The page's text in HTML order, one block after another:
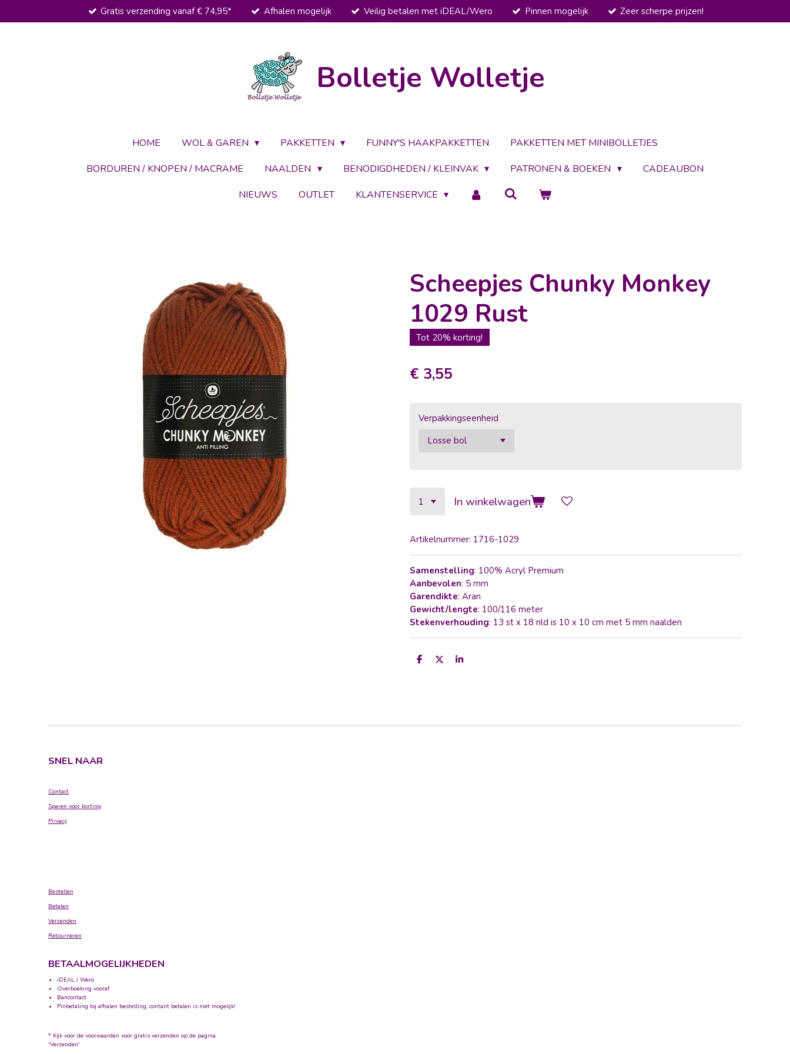
direct
Gratis verzending vanaf € 74,95* Afhalen mogelijk Veilig betalen met iDEAL/Wero Pinnen mogelijk Zeer scherpe prijzen!
Bolletje Wolletje
HOME WOL & GAREN PAKKETTEN FUNNY'S HAAKPAKKETTEN
PAKKETTEN MET MINIBOLLETJES
BORDUREN / KNOPEN / MACRAME
NAALDEN BENODIGDHEDEN / KLEINVAK PATRONEN & BOEKEN
CADEAUBON
NIEUWS
OUTLET KLANTENSERVICE
Scheepjes Chunky Monkey
1029 Rust
Tot 20% korting!
€ 3,55
Verpakkingseenheid
In winkelwagen
Artikelnummer: 1716-1029
Samenstelling: 100% Acryl Premium
Aanbevolen: 5 mm
Garendikte: Aran
Gewicht/lengte: 100/116 meter
Stekenverhouding: 13 st x 18 nld is 10 x 10 cm met 5 mm naalden
D
D
S
SNEL NAAR
Contact
Sparen voor korting
Privacy
Bestellen
Betalen
Verzenden
Retourneren
BETAALMOGELIJKHEDEN
iDEAL / Wero
Overboeking vooraf
Bancontact
Pinbetaling bij afhalen bestelling, contant betalen is niet mogelijk!
* Kijk voor de voorwaarden voor gratis verzenden op de pagina
'Verzenden'